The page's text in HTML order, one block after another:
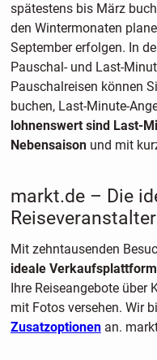
spätestens bis März
den Wintermonaten
September erfolgen. In
Pauschal- und Last-
Pauschalreisen können
buchen, Last-Minute-
lohnenswert sind Last-
Nebensaisonund mit
markt.de – Die
Reiseveranstalter
Mit zehntausenden
ideale Verkaufsplattform
Ihre Reiseangebote
mit Fotos versehen. Wir
Zusatzoptionenan.